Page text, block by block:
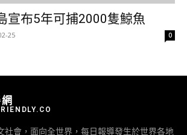
宣布5年可捕2000隻鯨魚
25 0
社會，面向全世界，每日報導發生於世界各地